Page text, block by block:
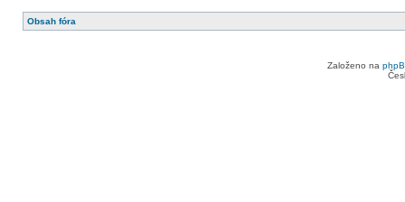
Obsah fóra
Založeno na